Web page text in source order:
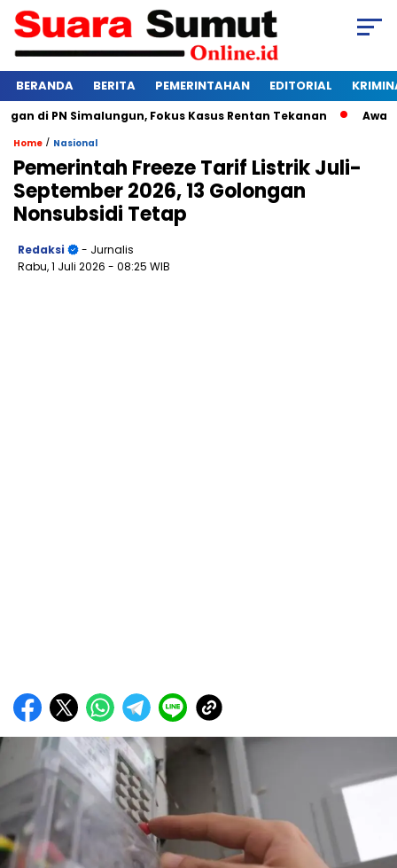
BERANDA BERITA PEMERINTAHAN EDITORIAL
PN Simalungun, Fokus Kasus Rentan Tekanan Awas
Home / Nasional
Pemerintah Freeze Tarif Listrik Juli-
September 2026, 13 Golongan
Nonsubsidi Tetap
Redaksi
- Jurnalis
Rabu, 1 Juli 2026 - 08:25 WIB